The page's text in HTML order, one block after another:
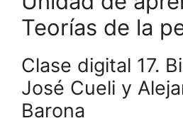
Teorías de la
Clase digital 17.
José Cueli y
Barona